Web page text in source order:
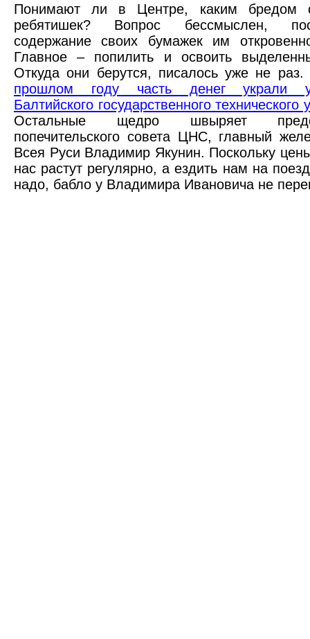
Понимают ли в Центре, каким бредом
ребятишек? Вопрос бессмыслен,
содержание своих бумажек им
Главное – попилить и освоить
Откуда они берутся, писалось уже не раз.
прошлом году часть денег украли у
Балтийского государственного технического
Остальные щедро швыряет
попечительского совета ЦНС, главный
Всея Руси Владимир Якунин. Поскольку
нас растут регулярно, а ездить нам на
надо, бабло у Владимира Ивановича не